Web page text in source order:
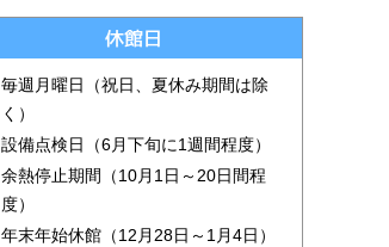
休館日
毎週月曜日（祝日、夏休み期間は除
く）
設備点検日（6月下旬に1週間程度）
余熱停止期間（10月1日～20日間程
度）
年末年始休館（12月28日～1月4日）